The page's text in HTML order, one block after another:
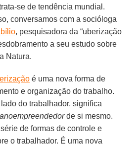
se de tendência mundial.
conversamos com a socióloga
, pesquisadora da “uberização
a seu estudo sobre
Natura.
é uma nova forma de
e organização do trabalho.
do trabalhador, significa
de si mesmo.
de formas de controle e
o trabalhador. É uma nova